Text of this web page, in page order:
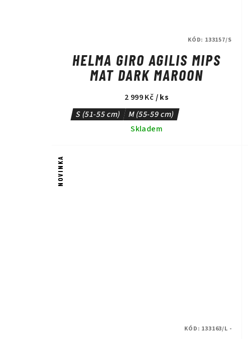
HELMA GIRO AGILIS MIPS
MAT DARK MAROON
2 999 Kč/ ks
S (51-55 cm)
M (55-59 cm)
Skladem
KÓD: 133157/S
NOVINKA
KÓD: 133163/L -